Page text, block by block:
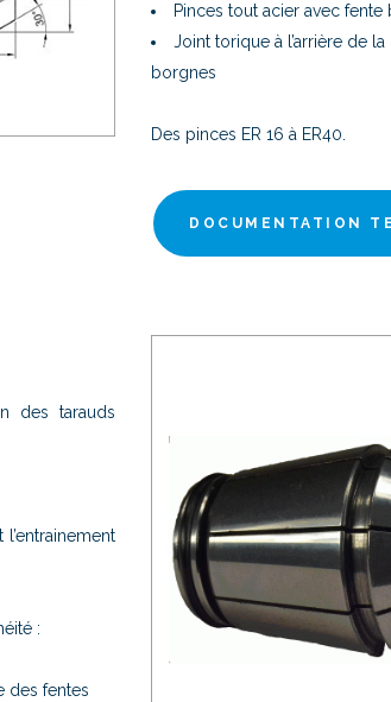
Pinces tout acier avec
Joint torique à l’arrière de
borgnes
Des pinces ER 16 à ER40.
DOCUMENTATION
des tarauds
:
des fentes